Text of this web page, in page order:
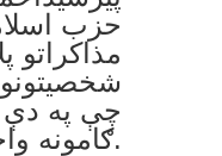
حزب
مذاکراتو
چې په دې
ګامونه واخیستل.